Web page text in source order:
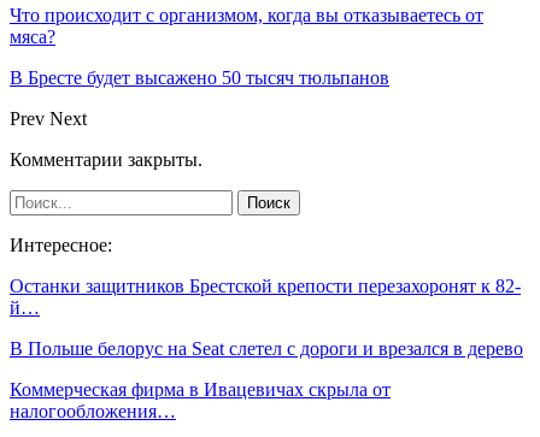
Что происходит с организмом, когда вы отказываетесь от
мяса?
В Бресте будет высажено 50 тысяч тюльпанов
Prev Next
Комментарии закрыты.
Интересное:
Останки защитников Брестской крепости перезахоронят к 82-
й…
В Польше белорус на Seat слетел с дороги и врезался в дерево
Коммерческая фирма в Ивацевичах скрыла от
налогообложения…